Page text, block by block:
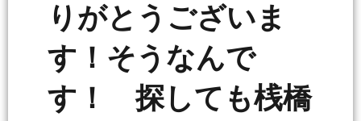
りがとうございま
す！そうなんで
す！ 探しても桟橋